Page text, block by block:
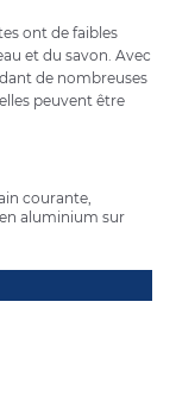
ont de faibles
et du savon. Avec
de nombreuses
peuvent être
courante,
aluminium sur